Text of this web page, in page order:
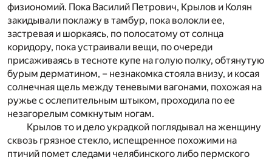
физиономий. Пока Василий Петрович, Крылов и Колян
закидывали поклажу в тамбур, пока волокли ее,
застревая и шоркаясь, по полосатому от солнца
коридору, пока устраивали вещи, по очереди
присаживаясь в тесноте купе на голую полку, обтянутую
бурым дерматином, – незнакомка стояла внизу, и косая
солнечная щель между теневыми вагонами, похожая на
ружье с ослепительным штыком, проходила по ее
незагорелым сомкнутым ногам.
Крылов то и дело украдкой поглядывал на женщину
сквозь грязное стекло, испещренное похожими на
птичий помет следами челябинского либо пермского